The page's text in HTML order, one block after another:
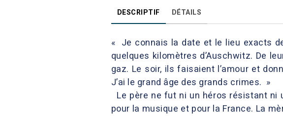
DESCRIPTIF DÉTAILS
« Je connais la date et le lieu exacts
quelques kilomètres d’Auschwitz. De
gaz. Le soir, ils faisaient l’amour et
J’ai le grand âge des grands crimes. »
Le père ne fut ni un héros résistant ni
pour la musique et pour la France. La